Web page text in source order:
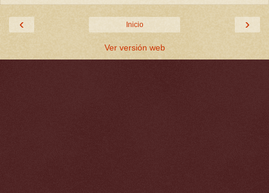
‹ ›
Inicio
Ver versión web